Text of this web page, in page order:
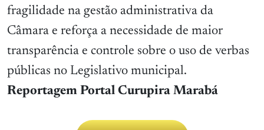
fragilidade na gestão administrativa da
Câmara e reforça a necessidade de maior
transparência e controle sobre o uso de verbas
públicas no Legislativo municipal.
Reportagem Portal Curupira Marabá